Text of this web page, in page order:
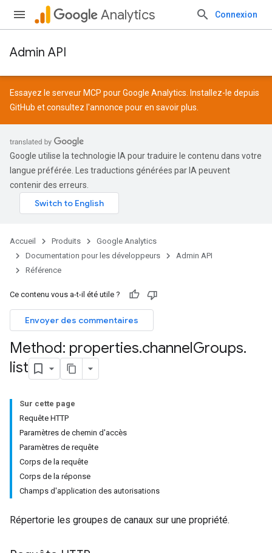
Analytics Connexion
Admin API
Essayez le serveur MCP pour Google Analytics. Installez-le depuis
GitHub et consultez l'annonce pour en savoir plus.
Google utilise la technologie IA pour traduire le contenu dans votre
langue préférée. Les traductions générées par IA peuvent
contenir des erreurs.
Accueil Produits
Google Analytics
Documentation pour les développeurs
Admin API
Référence
Ce contenu vous a-t-il été utile ?
Envoyer des commentaires
Method: properties.channelGroups.
list
Sur cette page
Requête HTTP
Paramètres de chemin d'accès
Paramètres de requête
Corps de la requête
Corps de la réponse
Champs d'application des autorisations
Répertorie les groupes de canaux sur une propriété.